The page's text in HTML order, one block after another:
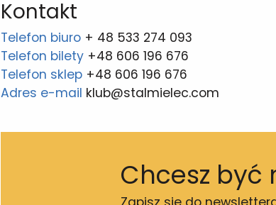
Kontakt
Telefon biuro + 48 533 274 093
Telefon bilety +48 606 196 676
Telefon sklep +48 606 196 676
Adres e-mail klub@stalmielec.com
Chcesz być